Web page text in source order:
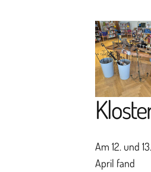
Am 12. und 13.
April fand